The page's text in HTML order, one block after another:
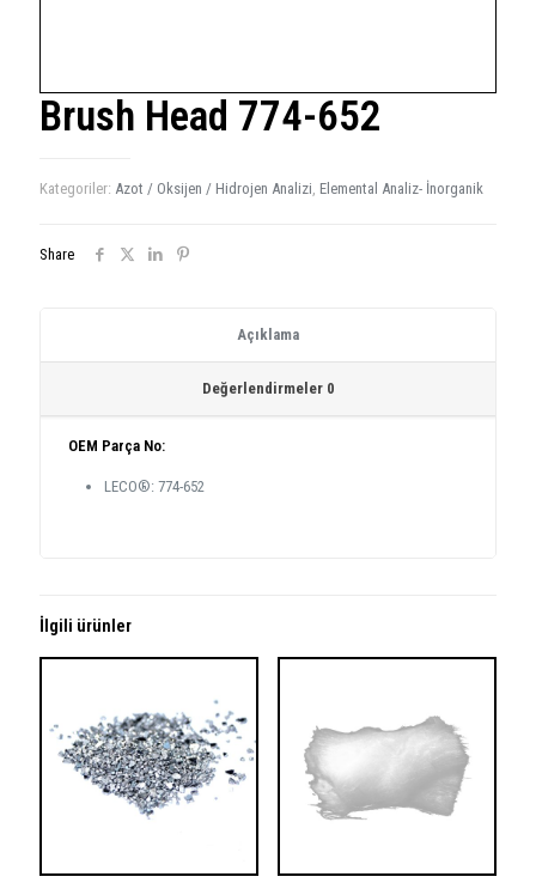
Brush Head 774-652
Kategoriler: Azot / Oksijen / Hidrojen Analizi, Elemental Analiz- İnorganik
Share
Açıklama
Değerlendirmeler 0
OEM Parça No:
LECO®: 774-652
İlgili ürünler